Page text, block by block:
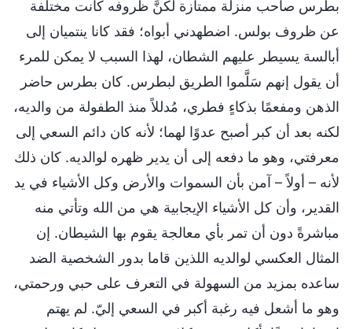
بطرس صاحب منزلة ممتازة لكنَّ ظروفه كانت مختلفة
عن ظروف بولس. اضطهدني أبواه؛ فقد كانا ينتميان إلى
أبالسة يسيطر عليهم الشطان، لهذا السبب لا يمكن للمرء
أن يقول إنهم سَلَّموا الطريق لبطرس. كان بطرس حاضر
الذهن ومفعمًا بذكاءٍ فطري، مُدللاً منذ الطفولة من والديه،
لكنه بعد أن كبر أصبح عدوًا لهما؛ لأنه كان دائم السعي إلى
معرفتي، وهو ما دفعه إلى أن يدير ظهره لوالديه. كان ذلك
لأنه – أولاً – آمن بأن السموات والأرض وكل الأشياء في يد
القدير، وأن كل الأشياء الإيجابية هي من الله وتأتي منه
مباشرةً دون أن تمر بأي معالجة يقوم بها الشيطان. إن
المثال العكسي لوالديه اللذين قاما بدور الشخصية الضد
ساعده بمزيد من السهولة في التعرف على حبي ورحمتي،
وهو ما أشعل فيه رغبة أكبر في السعي إليّ. لم يهتم